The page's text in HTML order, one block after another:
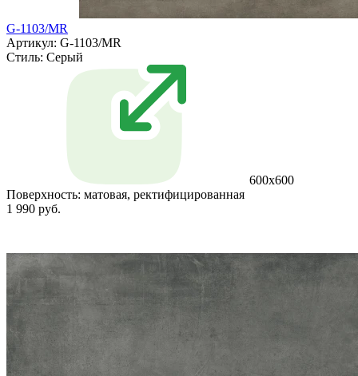
G-1103/MR
Артикул: G-1103/MR
Стиль: Серый
600x600
Поверхность: матовая, ректифицированная
1 990 руб.